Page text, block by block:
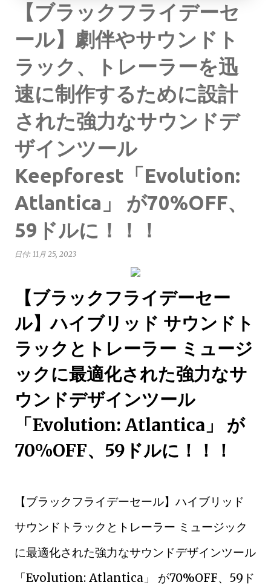
【ブラックフライデーセ
ール】劇伴やサウンドト
ラック、トレーラーを迅
速に制作するために設計
された強力なサウンドデ
ザインツール
Keepforest「Evolution:
Atlantica」 が70%OFF、
59ドルに！！！
日付: 11月 25, 2023
【ブラックフライデーセー
ル】ハイブリッド サウンドト
ラックとトレーラー ミュージ
ックに最適化された強力なサ
ウンドデザインツール
「Evolution: Atlantica」 が
70%OFF、59ドルに！！！
【ブラックフライデーセール】ハイブリッド
サウンドトラックとトレーラー ミュージック
に最適化された強力なサウンドデザインツール
「Evolution: Atlantica」 が70%OFF、59ド